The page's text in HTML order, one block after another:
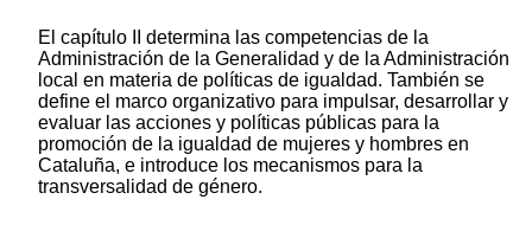
El capítulo II determina las competencias de la
Administración de la Generalidad y de la Administración
local en materia de políticas de igualdad. También se
define el marco organizativo para impulsar, desarrollar y
evaluar las acciones y políticas públicas para la
promoción de la igualdad de mujeres y hombres en
Cataluña, e introduce los mecanismos para la
transversalidad de género.